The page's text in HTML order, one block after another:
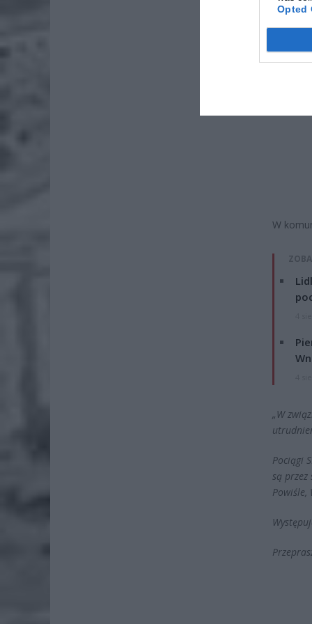
Opted
W
„W
Pociągi
są przez
Powiśle,